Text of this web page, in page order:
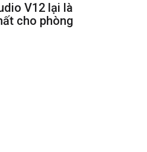
V12 lại là
cho phòng